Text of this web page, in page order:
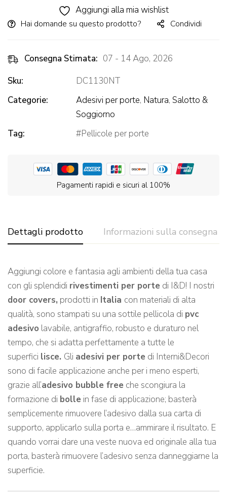
Aggiungi alla mia wishlist
Hai domande su questo prodotto? Condividi
Consegna Stimata: 07 - 14 Ago, 2026
Sku:
DC1130NT
Categorie:
Adesivi per porte, Natura, Salotto &
Soggiorno
Tag:
Pellicole per porte
Pagamenti rapidi e sicuri al 100%
Dettagli prodotto Informazioni sulla consegna
Aggiungi colore e fantasia agli ambienti della tua casa
con gli splendidi rivestimenti per porte di I&D! I nostri
door covers, prodotti in Italia con materiali di alta
qualità, sono stampati su una sottile pellicola di pvc
adesivo lavabile, antigraffio, robusto e duraturo nel
tempo, che si adatta perfettamente a tutte le
superfici lisce. Gli adesivi per porte di Interni&Decori
sono di facile applicazione anche per i meno esperti,
grazie all’adesivo bubble free che scongiura la
formazione di bolle in fase di applicazione; basterà
semplicemente rimuovere l’adesivo dalla sua carta di
supporto, applicarlo sulla porta e…ammirare il risultato. E
quando vorrai dare una veste nuova ed originale alla tua
porta, basterà rimuovere l’adesivo senza danneggiarne la
superficie.